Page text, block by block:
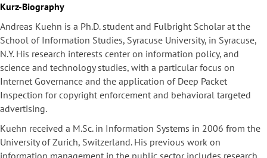
Kurz-Biography
Andreas Kuehn is a Ph.D. student and Fulbright Scholar at the
School of Information Studies, Syracuse University, in Syracuse,
N.Y. His research interests center on information policy, and
science and technology studies, with a particular focus on
Internet Governance and the application of Deep Packet
Inspection for copyright enforcement and behavioral targeted
advertising.
Kuehn received a M.Sc. in Information Systems in 2006 from the
University of Zurich, Switzerland. His previous work on